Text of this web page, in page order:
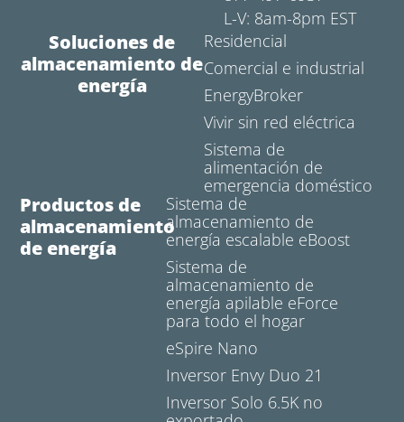
L-V: 8am-8pm EST
Soluciones de
almacenamiento de
energía
Residencial
Comercial e industrial
EnergyBroker
Vivir sin red eléctrica
Sistema de
alimentación de
emergencia doméstico
Productos de
almacenamiento
de energía
Sistema de
almacenamiento de
energía escalable eBoost
Sistema de
almacenamiento de
energía apilable eForce
para todo el hogar
eSpire Nano
Inversor Envy Duo 21
Inversor Solo 6.5K no